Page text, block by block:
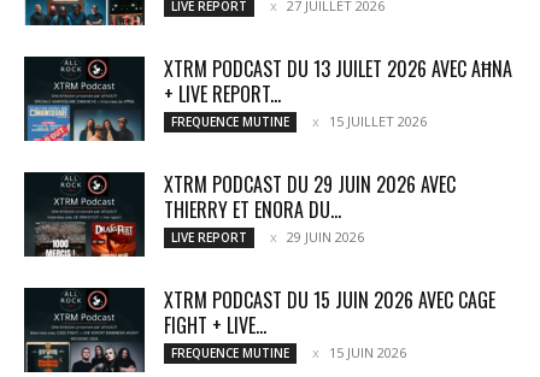
LIVE REPORT 27 JUILLET 2026
XTRM PODCAST DU 13 JUILET 2026 AVEC AĦNA
+ LIVE REPORT...
FREQUENCE MUTINE 15 JUILLET 2026
XTRM PODCAST DU 29 JUIN 2026 AVEC
THIERRY ET ENORA DU...
LIVE REPORT 29 JUIN 2026
XTRM PODCAST DU 15 JUIN 2026 AVEC CAGE
FIGHT + LIVE...
FREQUENCE MUTINE 15 JUIN 2026